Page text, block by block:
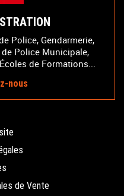
Police, Gendarmerie,
Police Municipale,
de Formations...
nous
de Vente